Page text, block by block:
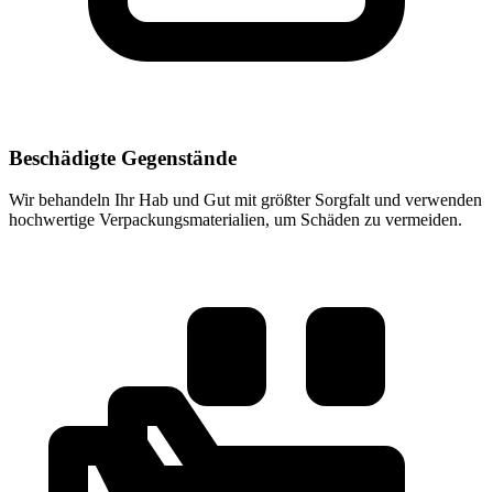
Beschädigte Gegenstände
Wir behandeln Ihr Hab und Gut mit größter Sorgfalt und verwenden
hochwertige Verpackungsmaterialien, um Schäden zu vermeiden.